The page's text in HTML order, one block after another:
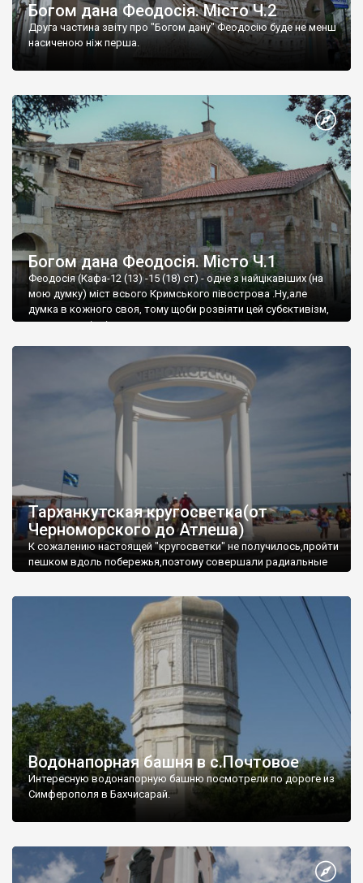
Богом дана Феодосія. Місто Ч.2
Друга частина звіту про "Богом дану" Феодосію буде не менш
насиченою ніж перша.
Богом дана Феодосія. Місто Ч.1
Феодосія (Кафа-12 (13) -15 (18) ст) - одне з найцікавіших (на
мою думку) міст всього Кримського півострова .Ну,але
думка в кожного своя, тому щоби розвіяти цей субєктивізм,
запрошую відвідати це
Тарханкутская кругосветка(от
Черноморского до Атлеша)
К сожалению настоящей "кругосветки" не получилось,пройти
пешком вдоль побережья,поэтому совершали радиальные
Водонапорная башня в с.Почтовое
Интересную водонапорную башню посмотрели по дороге из
Симферополя в Бахчисарай.